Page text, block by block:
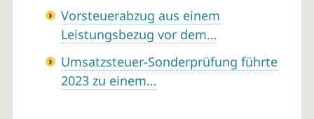
Vorsteuerabzug aus einem
Leistungsbezug vor dem…
Umsatzsteuer-Sonderprüfung führte
2023 zu einem…